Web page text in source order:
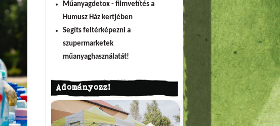
Műanyagdetox - filmvetítés a
Humusz Ház kertjében
Segíts feltérképezni a
szupermarketek
műanyaghasználatát!
Adományozz!